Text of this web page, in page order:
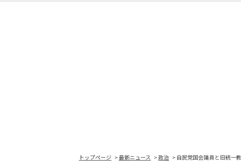
トップページ 最新ニュース 政治 自民党国会議員と旧統一